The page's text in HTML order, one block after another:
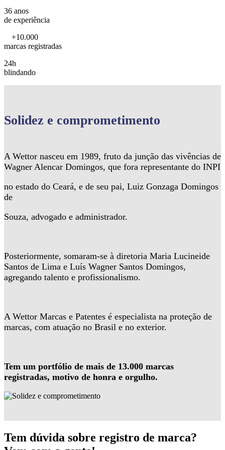
36 anos
de experiência
+10.000
marcas registradas
24h
blindando
Solidez e comprometimento
A Wettor nasceu em 1989, fruto da junção das vivências de
Wagner Alencar Domingos, que fora representante do INPI
no estado do Ceará, e de seu pai, Luiz Gonzaga Domingos
de
Souza, advogado e administrador.
Posteriormente, somaram-se à diretoria Maria Lucineide
Santos de Lima e Luís Wagner Santos Domingos,
agregando talento e profissionalismo.
A Wettor Marcas e Patentes é especialista na proteção de
marcas, com atuação no Brasil e no exterior.
Tem um portfólio de mais de 13.000 marcas
registradas, motivo de honra e orgulho.
Tem dúvida sobre registro de marca?